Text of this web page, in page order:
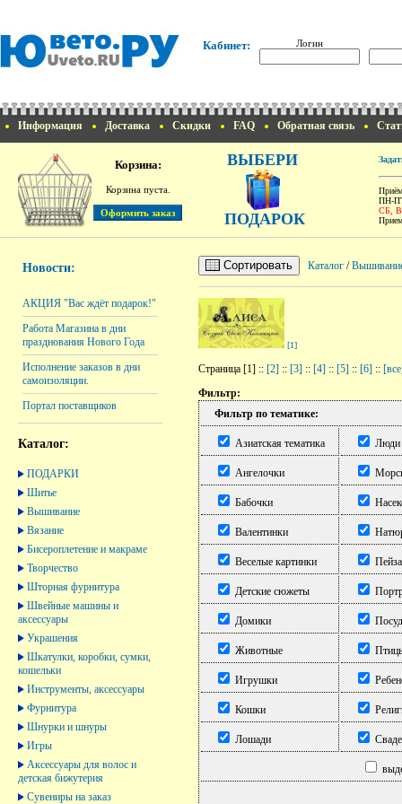
Кабинет: Логин
Информация Доставка Скидки FAQ Обратная связь
Корзина:
Корзина пуста.
ВЫБЕРИ
ПОДАРОК
ПН-
СБ,
Новости:
АКЦИЯ "Вас ждёт подарок!"
Работа Магазина в дни
празднования Нового Года
Исполнение заказов в дни
самоизоляции.
Портал поставщиков
Каталог:
ПОДАРКИ
Шитье
Вышивание
Вязание
Бисероплетение и макраме
Творчество
Шторная фурнитура
Швейные машины и
аксессуары
Украшения
Шкатулки, коробки, сумки,
кошельки
Инструменты, аксессуары
Фурнитура
Шнурки и шнуры
Игры
Аксессуары для волос и
детская бижутерия
Сувениры на заказ
Сортировать Каталог /
[1]
Страница [1] :: [2] :: [3] :: [4] :: [5] :: [6] ::
Фильтр:
Фильтр по тематике:
Азиатская тематика Люди
Ангелочки
Бабочки
Валентинки
Веселые картинки
Детские сюжеты
Домики
Животные
Игрушки
Кошки
Лошади